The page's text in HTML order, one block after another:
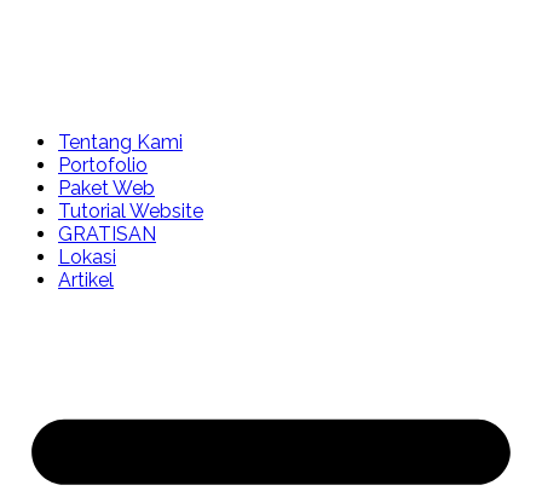
Tentang Kami
Portofolio
Paket Web
Tutorial Website
GRATISAN
Lokasi
Artikel